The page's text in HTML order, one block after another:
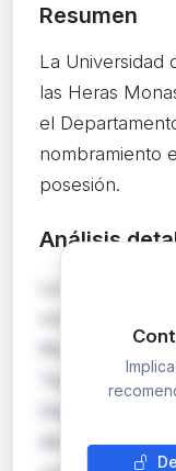
Resumen
La Universidad
las Heras
el
nombramiento
posesión.
Análisis
La Universidad
Monastero
Teoría e
Departamento
deriva de un